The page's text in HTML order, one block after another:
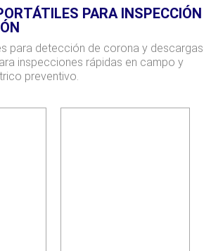
PARA INSPECCIÓN
para detección de corona y descargas
inspecciones rápidas en campo y
preventivo.